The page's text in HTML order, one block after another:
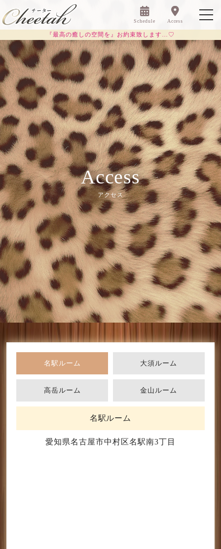
Schedule Access
『最高の癒しの空間を』お約束致します…♡
Access
アクセス
名駅ルーム 大須ルーム
高岳ルーム 金山ルーム
名駅ルーム
愛知県名古屋市中村区名駅南3丁目